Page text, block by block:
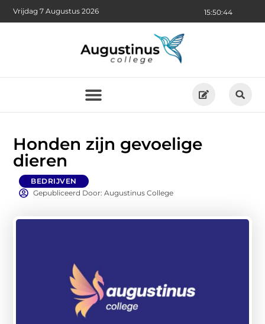
15:50:46
Vrijdag 7 Augustus 2026
Honden zijn gevoelige
dieren
BEDRIJVEN
Gepubliceerd Door: Augustinus College